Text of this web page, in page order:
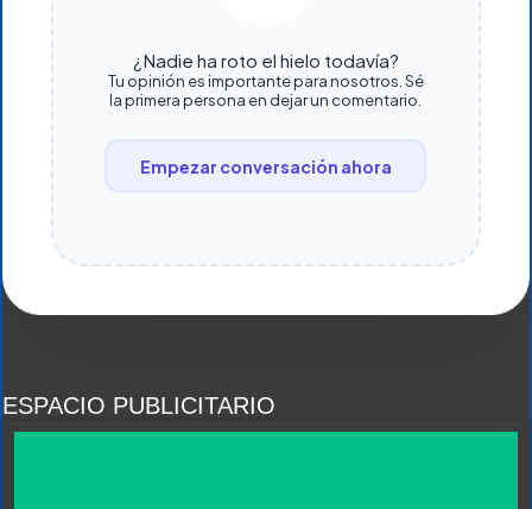
¿Nadie ha roto el hielo todavía?
Tu opinión es importante para nosotros. Sé
la primera persona en dejar un comentario.
Empezar conversación ahora
ESPACIO PUBLICITARIO